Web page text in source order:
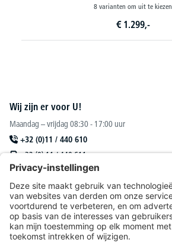
36 varianten om uit te kiezen
vanaf€ 729,-
Wij zijn er voor U!
Maandag – vrijdag 08:30 - 17:00 uur
+32 (0)11 / 440 610
+32 (0) 11 / 440 611
sales@deskin.be
Of via onscontactformulier.
DESKIN N. V.